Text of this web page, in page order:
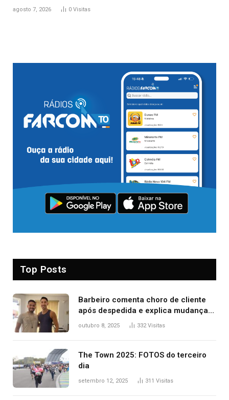
agosto 7, 2026 0 Visitas
Top Posts
Barbeiro comenta choro de cliente
após despedida e explica mudança
para o TO: ‘Não esperava atingir
outubro 8, 2025 332Visitas
The Town 2025: FOTOS do terceiro
dia
setembro 12, 2025 311 Visitas